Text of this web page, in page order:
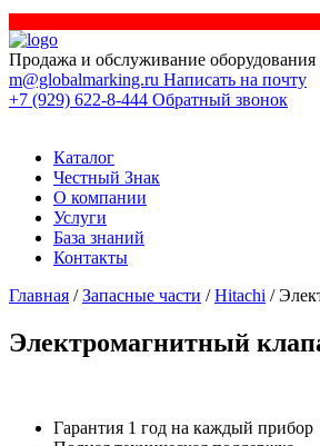
Продажа и обслуживание
m@globalmarking.ru Написать на почту
+7 (929) 622-8-444 Обратный звонок
Каталог
Честный Знак
О компании
Услуги
База знаний
Контакты
Главная /Запасные части /Hitachi /
Электромагнитный
Гарантия 1 год на каждый прибор